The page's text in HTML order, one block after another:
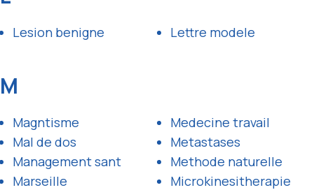
Lesion benigne Lettre modele
M
Magntisme
Mal de dos
Management sant
Marseille
Medecine travail
Metastases
Methode naturelle
Microkinesitherapie